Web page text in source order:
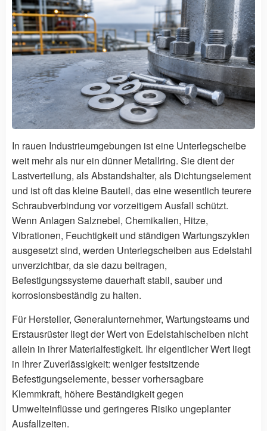
In rauen Industrieumgebungen ist eine Unterlegscheibe
weit mehr als nur ein dünner Metallring. Sie dient der
Lastverteilung, als Abstandshalter, als Dichtungselement
und ist oft das kleine Bauteil, das eine wesentlich teurere
Schraubverbindung vor vorzeitigem Ausfall schützt.
Wenn Anlagen Salznebel, Chemikalien, Hitze,
Vibrationen, Feuchtigkeit und ständigen Wartungszyklen
ausgesetzt sind, werden Unterlegscheiben aus Edelstahl
unverzichtbar, da sie dazu beitragen,
Befestigungssysteme dauerhaft stabil, sauber und
korrosionsbeständig zu halten.
Für Hersteller, Generalunternehmer, Wartungsteams und
Erstausrüster liegt der Wert von Edelstahlscheiben nicht
allein in ihrer Materialfestigkeit. Ihr eigentlicher Wert liegt
in ihrer Zuverlässigkeit: weniger festsitzende
Befestigungselemente, besser vorhersagbare
Klemmkraft, höhere Beständigkeit gegen
Umwelteinflüsse und geringeres Risiko ungeplanter
Ausfallzeiten.